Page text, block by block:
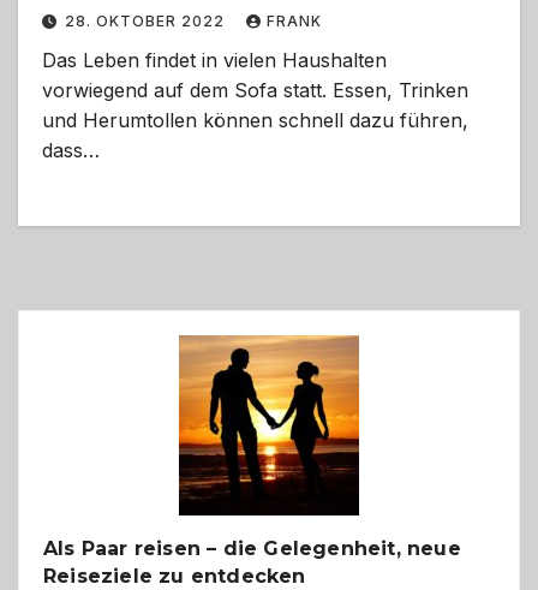
28. OKTOBER 2022 FRANK
Das Leben findet in vielen Haushalten
vorwiegend auf dem Sofa statt. Essen, Trinken
und Herumtollen können schnell dazu führen,
dass…
Als Paar reisen – die Gelegenheit, neue
Reiseziele zu entdecken